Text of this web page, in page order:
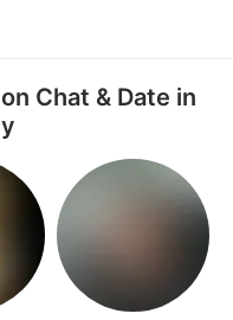
Chat & Date in